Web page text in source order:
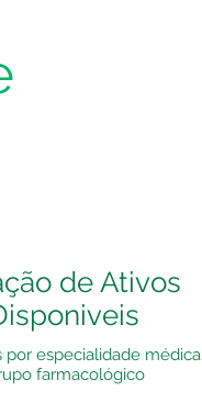
de Ativos
por especialidade médica
farmacológico